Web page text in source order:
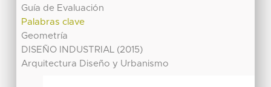
Guía de Evaluación
Palabras clave
Geometría
DISEÑO INDUSTRIAL (2015)
Arquitectura Diseño y Urbanismo